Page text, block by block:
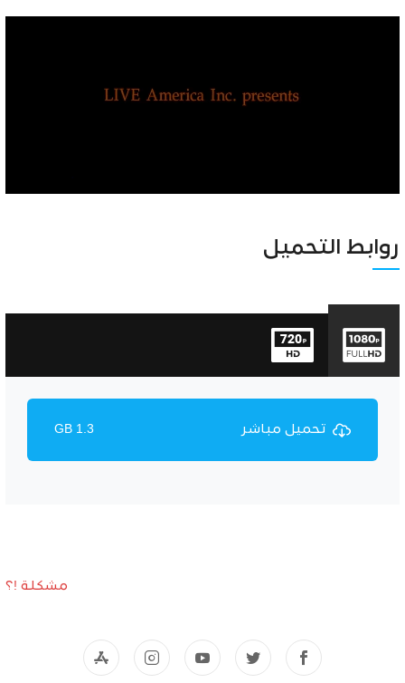
Unmute Settings
روابط التحميل
تحميل مباشر 1.3 GB
مشكلة !؟